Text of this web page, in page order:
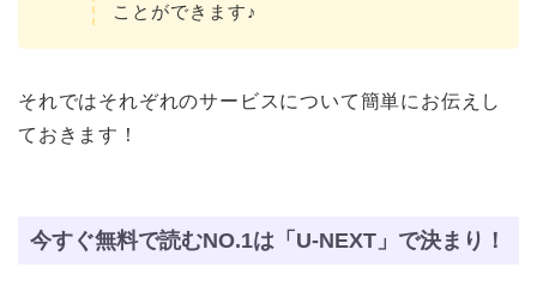
ことができます♪
それではそれぞれのサービスについて簡単にお伝えし
ておきます！
今すぐ無料で読むNO.1は「U-NEXT」で決まり！